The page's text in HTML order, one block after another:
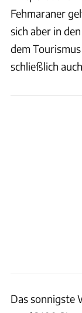
Fehmaraner
sich aber in
dem
schließlich
Das sonnigste